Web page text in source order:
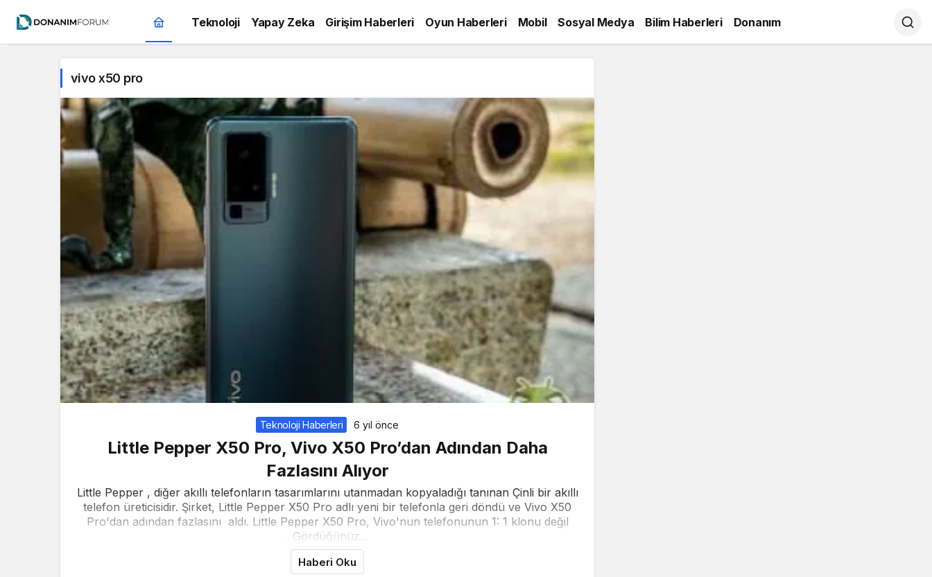
Teknoloji Yapay Zeka Girişim Haberleri Oyun Haberleri Mobil Sosyal Medya Bilim Haberleri Donanım
vivo x50 pro
Teknoloji Haberleri 6 yıl önce
Little Pepper X50 Pro, Vivo X50 Pro’dan Adından Daha
Fazlasını Alıyor
Little Pepper , diğer akıllı telefonların tasarımlarını utanmadan kopyaladığı tanınan Çinli bir akıllı
telefon üreticisidir. Şirket, Little Pepper X50 Pro adlı yeni bir telefonla geri döndü ve Vivo X50
Pro'dan adından fazlasını aldı. Little Pepper X50 Pro, Vivo'nun telefonunun 1: 1 klonu değil
. Gördüğünüz...
Haberi Oku